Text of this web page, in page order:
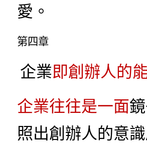
愛。
第四章
企業即創辦人的
企業往往是一面
照出創辦人的意識